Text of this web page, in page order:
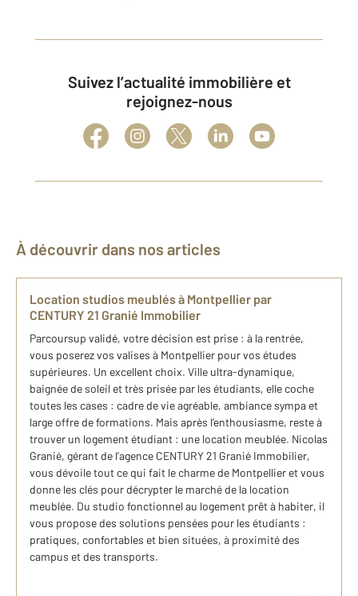
Suivez l’actualité immobilière et
rejoignez-nous
À découvrir dans nos articles
Location studios meublés à Montpellier par
CENTURY 21 Granié Immobilier
Parcoursup validé, votre décision est prise : à la rentrée,
vous poserez vos valises à Montpellier pour vos études
supérieures. Un excellent choix. Ville ultra-dynamique,
baignée de soleil et très prisée par les étudiants, elle coche
toutes les cases : cadre de vie agréable, ambiance sympa et
large offre de formations. Mais après l’enthousiasme, reste à
trouver un logement étudiant : une location meublée. Nicolas
Granié, gérant de l’agence CENTURY 21 Granié Immobilier,
vous dévoile tout ce qui fait le charme de Montpellier et vous
donne les clés pour décrypter le marché de la location
meublée. Du studio fonctionnel au logement prêt à habiter, il
vous propose des solutions pensées pour les étudiants :
pratiques, confortables et bien situées, à proximité des
campus et des transports.